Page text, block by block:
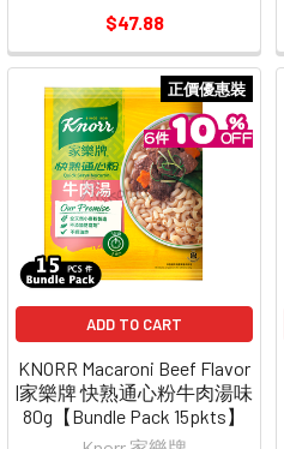
$47.88
正價優惠裝
ADD TO CART
KNORR Macaroni Beef Flavor
|家樂牌 快熟通心粉牛肉湯味
80g【Bundle Pack 15pkts】